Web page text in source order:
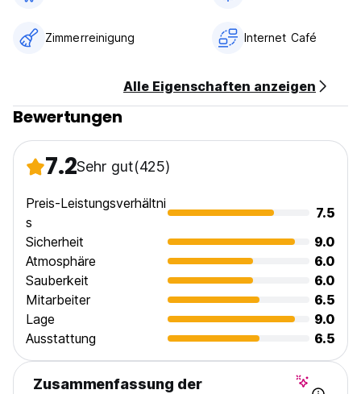
Zimmerreinigung Internet Café
Alle Eigenschaften anzeigen
Bewertungen
7.2Sehr gut(425)
Preis-Leistungsverhältni
s
7.5
Sicherheit
9.0
Atmosphäre
6.0
Sauberkeit
6.0
Mitarbeiter
6.5
Lage
9.0
Ausstattung
6.5
Zusammenfassung der